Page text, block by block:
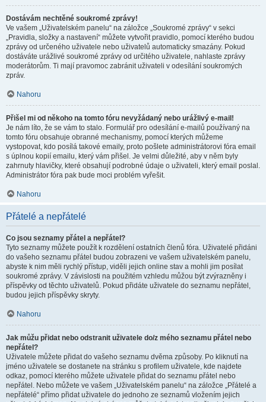
Dostávám nechtěné soukromé zprávy!
Ve vašem „Uživatelském panelu“ na záložce „Soukromé zprávy“ v sekci
„Pravidla, složky a nastavení“ můžete vytvořit pravidlo, pomocí kterého budou
zprávy od určeného uživatele nebo uživatelů automaticky smazány. Pokud
dostáváte urážlivé soukromé zprávy od určitého uživatele, nahlaste zprávy
moderátorům. Ti mají pravomoc zabránit uživateli v odesílání soukromých
zpráv.
Nahoru
Přišel mi od někoho na tomto fóru nevyžádaný nebo urážlivý e-mail!
Je nám líto, že se vám to stalo. Formulář pro odesílání e-mailů používaný na
tomto fóru obsahuje obranné mechanismy, pomocí kterých můžeme
vystopovat, kdo posílá takové emaily, proto pošlete administrátorovi fóra email
s úplnou kopií emailu, který vám přišel. Je velmi důležité, aby v něm byly
zahrnuty hlavičky, které obsahují podrobné údaje o uživateli, který email poslal.
Administrátor fóra pak bude moci problém vyřešit.
Nahoru
Přátelé a nepřátelé
Co jsou seznamy přátel a nepřátel?
Tyto seznamy můžete použít k rozdělení ostatních členů fóra. Uživatelé přidáni
do vašeho seznamu přátel budou zobrazeni ve vašem uživatelském panelu,
abyste k nim měli rychlý přístup, viděli jejich online stav a mohli jim posílat
soukromé zprávy. V závislosti na použitém vzhledu můžou být zvýrazněny i
příspěvky od těchto uživatelů. Pokud přidáte uživatele do seznamu nepřátel,
budou jejich příspěvky skryty.
Nahoru
Jak můžu přidat nebo odstranit uživatele do/z mého seznamu přátel nebo
nepřátel?
Uživatele můžete přidat do vašeho seznamu dvěma způsoby. Po kliknutí na
jméno uživatele se dostanete na stránku s profilem uživatele, kde najdete
odkaz, pomocí kterého můžete uživatele přidat do seznamu přátel nebo
nepřátel. Nebo můžete ve vašem „Uživatelském panelu“ na záložce „Přátelé a
nepřátelé“ přímo přidat uživatele do jednoho ze seznamů vložením jejich